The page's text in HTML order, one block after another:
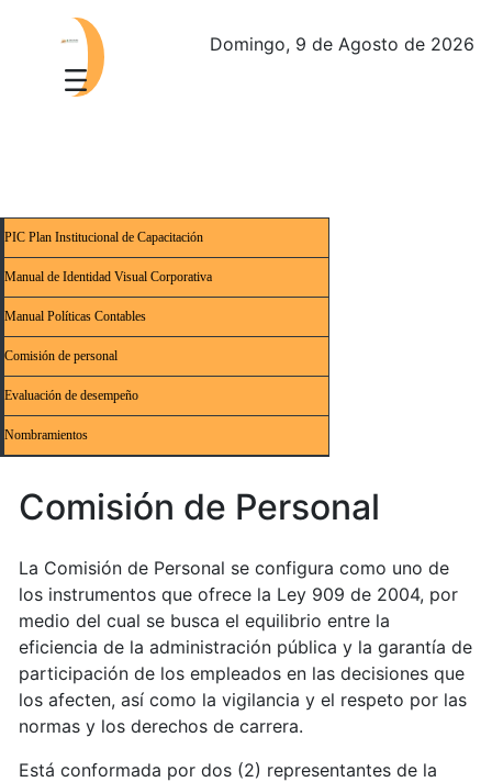
Domingo, 9 de Agosto de 2026
PIC Plan Institucional de Capacitación
Manual de Identidad Visual Corporativa
Manual Políticas Contables
Comisión de personal
Evaluación de desempeño
Nombramientos
Comisión de Personal
La Comisión de Personal se configura como uno de
los instrumentos que ofrece la Ley 909 de 2004, por
medio del cual se busca el equilibrio entre la
eficiencia de la administración pública y la garantía de
participación de los empleados en las decisiones que
los afecten, así como la vigilancia y el respeto por las
normas y los derechos de carrera.
Está conformada por dos (2) representantes de la